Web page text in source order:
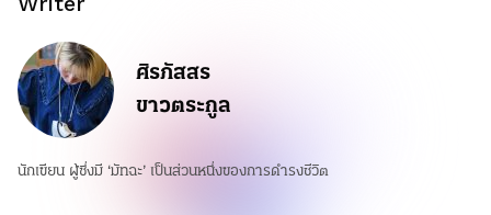
ศิรภัสสร
ขาวตระกูล
นักเขียน ผู้ซึ่งมี ‘มัทฉะ’ เป็นส่วนหนึ่งของการดำรงชีวิต